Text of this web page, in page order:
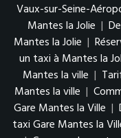
Vaux-sur-Seine-
Mantes la Jolie |
Mantes la Jolie |
un taxi à Mantes la
Mantes la ville |
Mantes la ville |
Gare Mantes la Ville |
taxi Gare Mantes la